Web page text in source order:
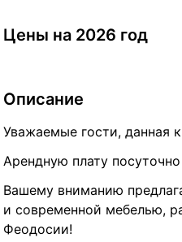
Цены на 2026 год
Описание
Уважаемые гости, данная
Арендную плату
Вашему вниманию
и современной мебелью,
Феодосии!